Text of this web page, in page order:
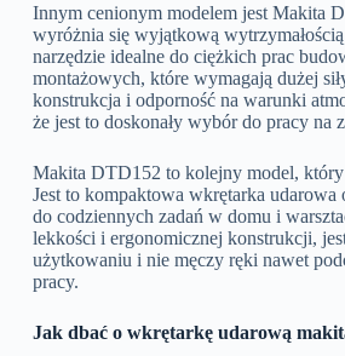
Innym cenionym modelem jest Makita
wyróżnia się wyjątkową
narzędzie idealne do ciężkich prac
montażowych, które wymagają dużej
konstrukcja i odporność na warunki
że jest to doskonały wybór do pracy na
Makita DTD152 to kolejny model, który
Jest to kompaktowa wkrętarka udarowa
do codziennych zadań w domu i
lekkości i ergonomicznej konstrukcji,
użytkowaniu i nie męczy ręki nawet
pracy.
Jak dbać o wkrętarkę udarową